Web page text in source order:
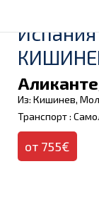
Из: Кишинев,
Транспорт :
от 755€